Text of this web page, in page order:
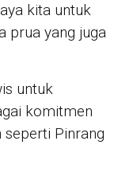
kita untuk
prua yang juga
untuk
komitmen
Pinrang